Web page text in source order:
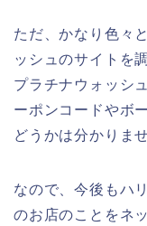
ただ、かなり色々
ッシュのサイトを
プラチナウォッシ
ーポンコードやボ
どうかは分かりま
なので、今後もハ
のお店のことをネ